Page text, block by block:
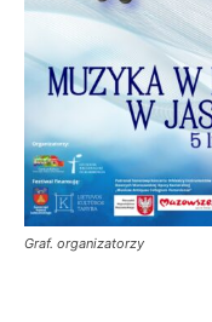
Graf. organizatorzy